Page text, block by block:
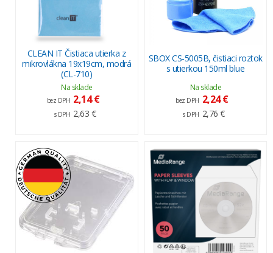
CLEAN IT Čistiaca utierka z
mikrovlákna 19x19cm, modrá
(CL-710)
Na sklade
bez DPH 2,14 €
s DPH 2,63 €
SBOX CS-5005B, čistiaci roztok
s utierkou 150ml blue
Na sklade
bez DPH 2,24 €
s DPH 2,76 €